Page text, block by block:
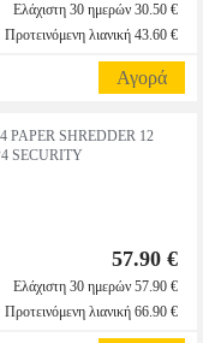
Ελάχιστη 30 ημερών 30.50 €
Προτεινόμενη λιανική 43.60 €
Αγορά
PAPER SHREDDER 12
SECURITY
57.90 €
Ελάχιστη 30 ημερών 57.90 €
Προτεινόμενη λιανική 66.90 €